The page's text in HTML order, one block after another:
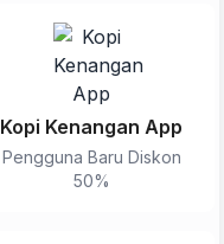
Kopi Kenangan App
Pengguna Baru Diskon
50%